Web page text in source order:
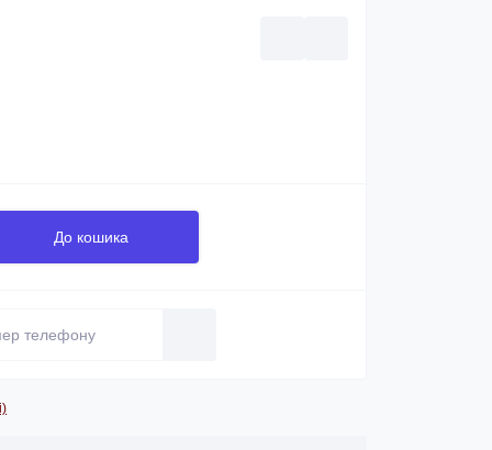
До кошика